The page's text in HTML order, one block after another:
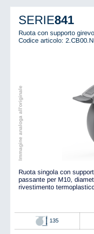
SERIE841
Ruota con supporto
Codice articolo:
Immagine analoga all'originale
Ruota singola con
passante per M10,
rivestimento
135